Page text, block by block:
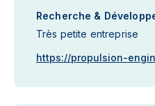
Recherche &
Très petite entreprise
https://propulsion-